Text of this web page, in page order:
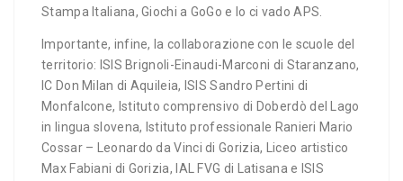
Stampa Italiana, Giochi a GoGo e Io ci vado APS.
Importante, infine, la collaborazione con le scuole del
territorio: ISIS Brignoli-Einaudi-Marconi di Staranzano,
IC Don Milan di Aquileia, ISIS Sandro Pertini di
Monfalcone, Istituto comprensivo di Doberdò del Lago
in lingua slovena, Istituto professionale Ranieri Mario
Cossar – Leonardo da Vinci di Gorizia, Liceo artistico
Max Fabiani di Gorizia, IAL FVG di Latisana e ISIS